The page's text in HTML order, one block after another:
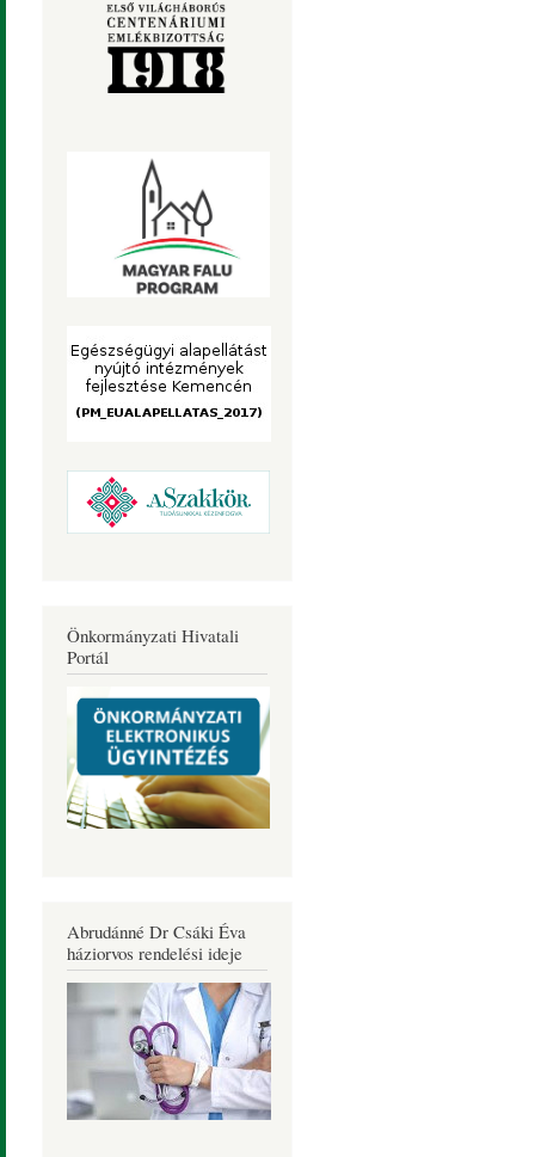
Önkormányzati Hivatali
Portál
Abrudánné Dr Csáki Éva
háziorvos rendelési ideje